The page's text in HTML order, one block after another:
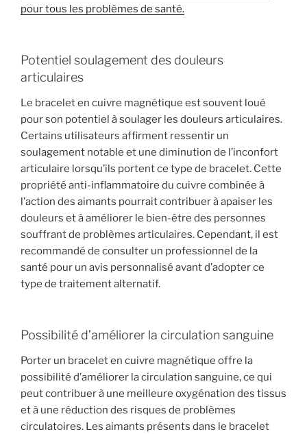
pour tous les problèmes de santé.
Potentiel soulagement des douleurs
articulaires
Le bracelet en cuivre magnétique est souvent loué
pour son potentiel à soulager les douleurs articulaires.
Certains utilisateurs affirment ressentir un
soulagement notable et une diminution de l’inconfort
articulaire lorsqu’ils portent ce type de bracelet. Cette
propriété anti-inflammatoire du cuivre combinée à
l’action des aimants pourrait contribuer à apaiser les
douleurs et à améliorer le bien-être des personnes
souffrant de problèmes articulaires. Cependant, il est
recommandé de consulter un professionnel de la
santé pour un avis personnalisé avant d’adopter ce
type de traitement alternatif.
Possibilité d’améliorer la circulation sanguine
Porter un bracelet en cuivre magnétique offre la
possibilité d’améliorer la circulation sanguine, ce qui
peut contribuer à une meilleure oxygénation des tissus
et à une réduction des risques de problèmes
circulatoires. Les aimants présents dans le bracelet